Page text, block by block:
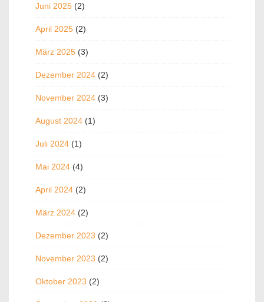
Juni 2025 (2)
April 2025 (2)
März 2025 (3)
Dezember 2024 (2)
November 2024 (3)
August 2024 (1)
Juli 2024 (1)
Mai 2024 (4)
April 2024 (2)
März 2024 (2)
Dezember 2023 (2)
November 2023 (2)
Oktober 2023 (2)